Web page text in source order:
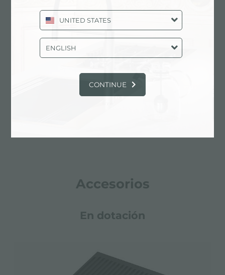
envejecimiento.
El rebosadero es una seguridad siempre
presente en los fregaderos Foster que impide el
Accesorios
En dotación
UNITED STATES
ENGLISH
CONTINUE